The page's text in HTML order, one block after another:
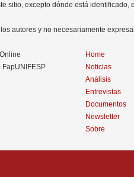
sitio, excepto dónde está identificado,
autores y no necesariamente
FapUNIFESP
Home
Noticias
Análisis
Entrevistas
Documentos
Newsletter
Sobre